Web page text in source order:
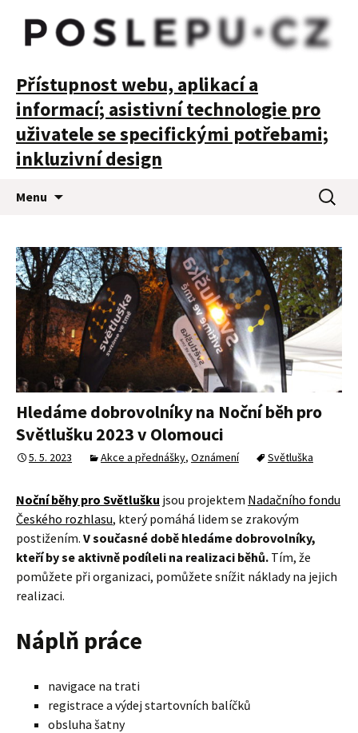
POSLEPU
Přístupnost webu, aplikací a
informací; asistivní technologie pro
uživatele se specifickými potřebami;
inkluzivní design
Menu
webu
Hledáme dobrovolníky na Noční běh pro
Světlušku 2023 v Olomouci
5. 5. 2023 Akce a přednášky, Oznámení Světluška
Noční běhy pro Světlušku jsou projektem Nadačního fondu
Českého rozhlasu, který pomáhá lidem se zrakovým
postižením. V současné době hledáme dobrovolníky,
kteří by se aktivně podíleli na realizaci běhů. Tím, že
pomůžete při organizaci, pomůžete snížit náklady na jejich
realizaci.
Náplň práce
navigace na trati
registrace a výdej startovních balíčků
obsluha šatny